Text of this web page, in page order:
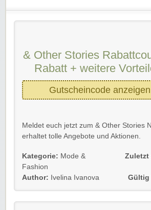
& Other Stories
Rabatt + weitere
Gutscheincode anzeigen
Meldet euch jetzt zum & Other Stories
erhaltet tolle Angebote und Aktionen.
Außerdem bekommt ihr immer den
Stories Gutschein direkt per E-Mail
Wir wünschen euch viel Spaß beim
Kategorie: Mode &
Fashion
Author: Ivelina Ivanova
Zuletzt
Gültig